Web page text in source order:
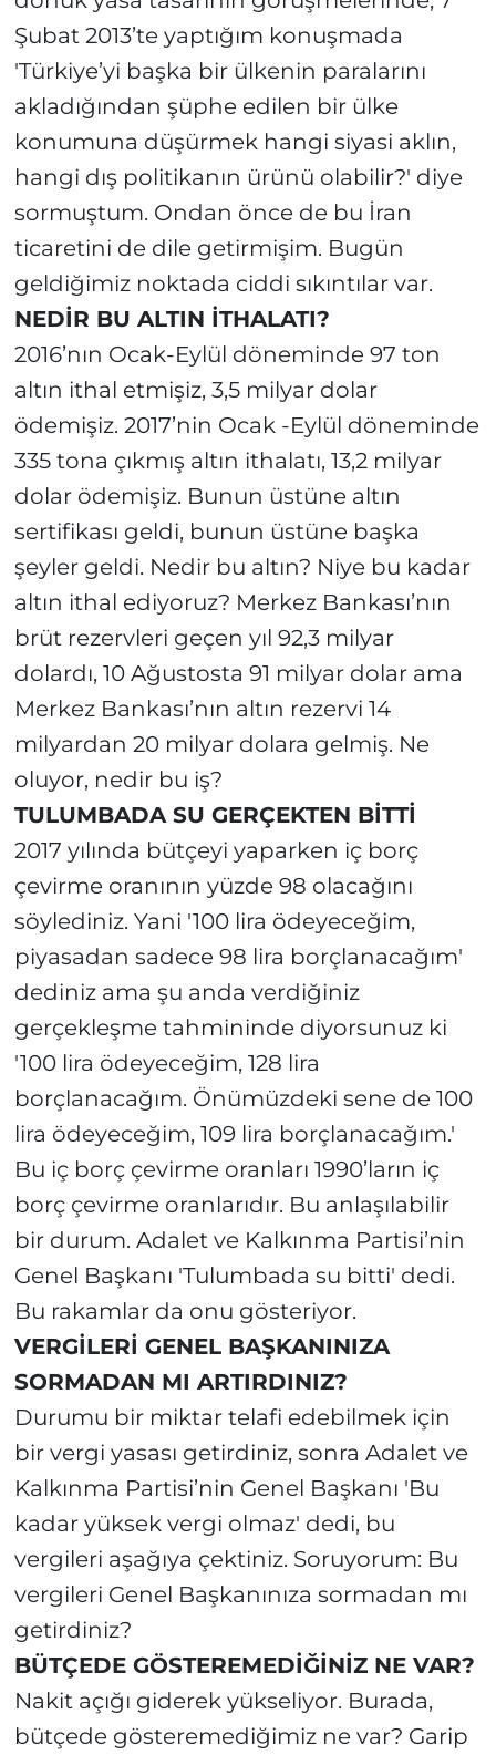
Şubat 2013’te yaptığım konuşmada
'Türkiye’yi başka bir ülkenin paralarını
akladığından şüphe edilen bir ülke
konumuna düşürmek hangi siyasi aklın,
hangi dış politikanın ürünü olabilir?' diye
sormuştum. Ondan önce de bu İran
ticaretini de dile getirmişim. Bugün
geldiğimiz noktada ciddi sıkıntılar var.
NEDİR BU ALTIN İTHALATI?
2016’nın Ocak-Eylül döneminde 97 ton
altın ithal etmişiz, 3,5 milyar dolar
ödemişiz. 2017’nin Ocak -Eylül döneminde
335 tona çıkmış altın ithalatı, 13,2 milyar
dolar ödemişiz. Bunun üstüne altın
sertifikası geldi, bunun üstüne başka
şeyler geldi. Nedir bu altın? Niye bu kadar
altın ithal ediyoruz? Merkez Bankası’nın
brüt rezervleri geçen yıl 92,3 milyar
dolardı, 10 Ağustosta 91 milyar dolar ama
Merkez Bankası’nın altın rezervi 14
milyardan 20 milyar dolara gelmiş. Ne
oluyor, nedir bu iş?
TULUMBADA SU GERÇEKTEN BİTTİ
2017 yılında bütçeyi yaparken iç borç
çevirme oranının yüzde 98 olacağını
söylediniz. Yani '100 lira ödeyeceğim,
piyasadan sadece 98 lira borçlanacağım'
dediniz ama şu anda verdiğiniz
gerçekleşme tahmininde diyorsunuz ki
'100 lira ödeyeceğim, 128 lira
borçlanacağım. Önümüzdeki sene de 100
lira ödeyeceğim, 109 lira borçlanacağım.'
Bu iç borç çevirme oranları 1990’ların iç
borç çevirme oranlarıdır. Bu anlaşılabilir
bir durum. Adalet ve Kalkınma Partisi’nin
Genel Başkanı 'Tulumbada su bitti' dedi.
Bu rakamlar da onu gösteriyor.
VERGİLERİ GENEL BAŞKANINIZA
SORMADAN MI ARTIRDINIZ?
Durumu bir miktar telafi edebilmek için
bir vergi yasası getirdiniz, sonra Adalet ve
Kalkınma Partisi’nin Genel Başkanı 'Bu
kadar yüksek vergi olmaz' dedi, bu
vergileri aşağıya çektiniz. Soruyorum: Bu
vergileri Genel Başkanınıza sormadan mı
getirdiniz?
BÜTÇEDE GÖSTEREMEDİĞİNİZ NE VAR?
Nakit açığı giderek yükseliyor. Burada,
bütçede gösteremediğimiz ne var? Garip